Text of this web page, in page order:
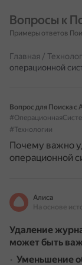
Вопросы к
Примеры ответов
Главная /
операционной
Вопрос для Поиска с
#Технологии
Почему важно
операционной
Алиса
Удаление
может быть
Уменьшение